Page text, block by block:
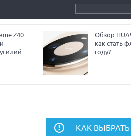
Z40
Обзор
как стать
году?
КАК